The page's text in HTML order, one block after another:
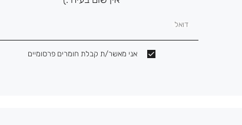
דואל
אני מאשר/ת קבלת חומרים פרסומיים